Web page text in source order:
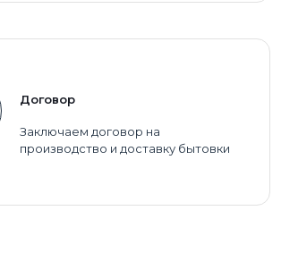
Договор
Заключаем договор на
производство и доставку бытовки